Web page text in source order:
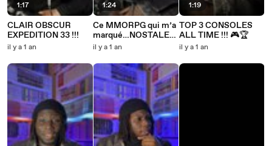
1:17
CLAIR OBSCUR
EXPEDITION 33 !!!
il y a 1 an
1:24
Ce MMORPG qui m’a
marqué…NOSTALE
🥹🎮✨
il y a 1 an
1:19
TOP 3 CONSOLES
ALL TIME !!! 🎮🏆
il y a 1 an